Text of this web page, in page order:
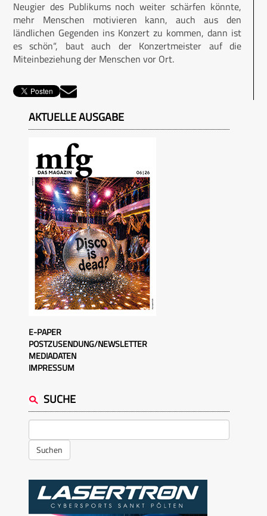
Neugier des Publikums noch weiter schärfen könnte,
mehr Menschen motivieren kann, auch aus den
ländlichen Gegenden ins Konzert zu kommen, dann ist
es schön“, baut auch der Konzertmeister auf die
Miteinbeziehung der Menschen vor Ort.
AKTUELLE AUSGABE
E-PAPER
POSTZUSENDUNG/NEWSLETTER
MEDIADATEN
IMPRESSUM
SUCHE
Suchen